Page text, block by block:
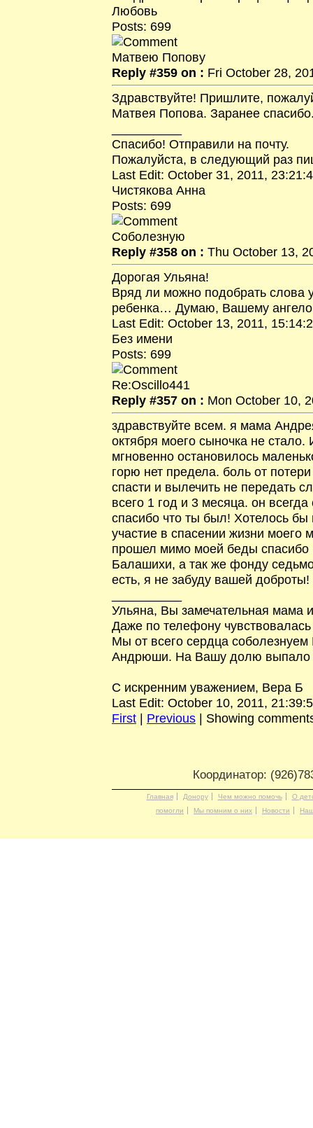
Любовь
Posts: 699
Матвею Попову
Reply #359 on : Fri October 28,
Здравствуйте! Пришлите,
Матвея Попова. Заранее
Спасибо! Отправили на почту.
Пожалуйста, в следующий раз
Last Edit: October 31, 2011,
Чистякова Анна
Posts: 699
Соболезную
Reply #358 on : Thu October 13,
Дорогая Ульяна!
Вряд ли можно подобрать слова
ребенка… Думаю, Вашему
Last Edit: October 13, 2011,
Без имени
Posts: 699
Re:Oscillo441
Reply #357 on : Mon October 10,
здравствуйте всем. я мама
октября моего сыночка не стало.
мгновенно остановилось
горю нет предела. боль от
спасти и вылечить не передать
всего 1 год и 3 месяца. он
спасибо что ты был! Хотелось бы
участие в спасении жизни моего
прошел мимо моей беды
Балашихи, а так же фонду
есть, я не забуду вашей
Ульяна, Вы замечательная мама
Даже по телефону
Мы от всего сердца
Андрюши. На Вашу долю выпало
С искренним уважением, Вера Б
Last Edit: October 10, 2011,
First | Previous | Showing
Координатор:
Главная Донору Чем можно помочь
О
помогли
Мы помним о них Новости